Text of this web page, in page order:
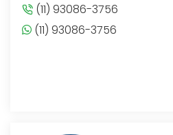
(11) 93086-3756
(11) 93086-3756